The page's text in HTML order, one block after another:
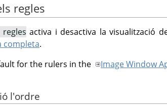
regles
activa i desactiva la visualització
completa.
for the rulers in the
Image Window
l'ordre